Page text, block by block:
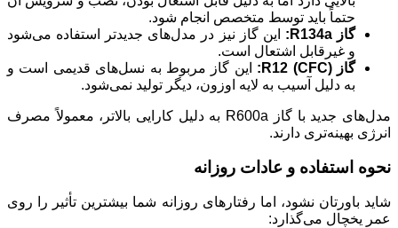
حتماً باید توسط متخصص انجام شود.
گاز R134a:
این گاز نیز در مدل‌های جدیدتر استفاده می‌شود
و غیرقابل اشتعال است.
گاز R12 (CFC):
این گاز مربوط به نسل‌های قدیمی است و
به دلیل آسیب به لایه اوزون، دیگر تولید نمی‌شود.
مدل‌های جدید با گاز R600a به دلیل کارایی بالاتر، معمولاً مصرف
انرژی بهینه‌تری دارند.
نحوه استفاده و عادات روزانه
شاید باورتان نشود، اما رفتارهای روزانه شما بیشترین تأثیر را روی
عمر یخچال می‌گذارد: